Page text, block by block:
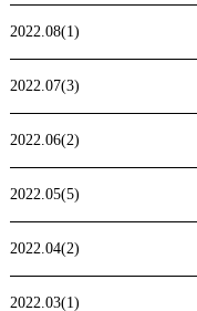
2022.08(1)
2022.07(3)
2022.06(2)
2022.05(5)
2022.04(2)
2022.03(1)